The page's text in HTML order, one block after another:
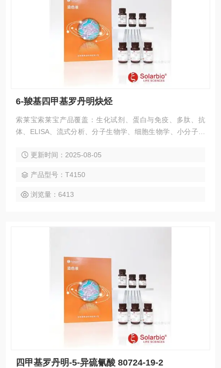
6-羧基四甲基罗丹明炔烃
索莱宝索莱宝产品覆盖：生化试剂、蛋白与免疫、多肽、抗
体、ELISA、流式分析、分子生物学、细胞生物学、小分子化
析介质、磁珠、仪器和耗材、纳米材料、化学合成等 6-羧基四
更新时间：2025-08-05
产品型号：T4150
浏览量：6413
四甲基罗丹明-5-异硫氰酸 80724-19-2